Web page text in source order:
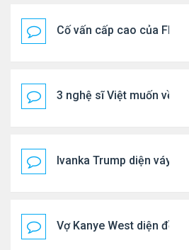
Cố vấn cấp cao của
3 nghệ sĩ Việt muốn về
Ivanka Trump diện váy
Vợ Kanye West diện đồ